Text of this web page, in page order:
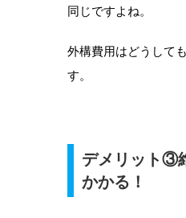
同じですよね。
外構費用はどうして
す。
デメリット③
かかる！